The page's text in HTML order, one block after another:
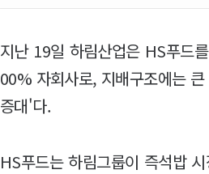
지난 19일 하림산업은 HS푸드
00% 자회사로, 지배구조에는
증대'다.
HS푸드는 하림그룹이 즉석밥